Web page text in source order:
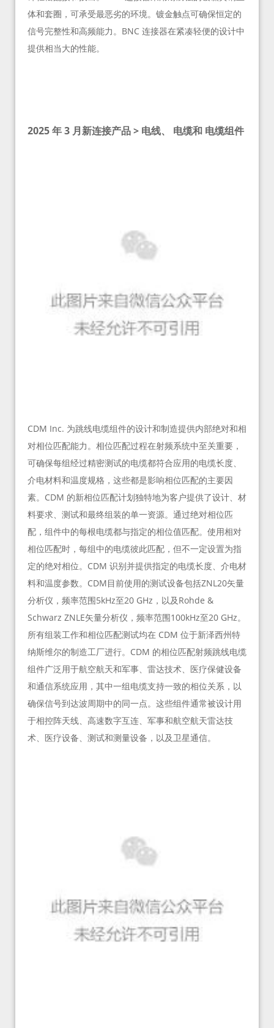
体和套圈，可承受最恶劣的环境。镀金触点可确保恒定的
信号完整性和高频能力。BNC 连接器在紧凑轻便的设计中
提供相当大的性能。
2025 年 3 月新连接产品 > 电线、 电缆和 电缆组件
CDM Inc. 为跳线电缆组件的设计和制造提供内部绝对和相
对相位匹配能力。相位匹配过程在射频系统中至关重要，
可确保每组经过精密测试的电缆都符合应用的电缆长度、
介电材料和温度规格，这些都是影响相位匹配的主要因
素。CDM 的新相位匹配计划独特地为客户提供了设计、材
料要求、测试和最终组装的单一资源。通过绝对相位匹
配，组件中的每根电缆都与指定的相位值匹配。使用相对
相位匹配时，每组中的电缆彼此匹配，但不一定设置为指
定的绝对相位。CDM 识别并提供指定的电缆长度、介电材
料和温度参数。CDM目前使用的测试设备包括ZNL20矢量
分析仪，频率范围5kHz至20 GHz，以及Rohde &
Schwarz ZNLE矢量分析仪，频率范围100kHz至20 GHz。
所有组装工作和相位匹配测试均在 CDM 位于新泽西州特
纳斯维尔的制造工厂进行。CDM 的相位匹配射频跳线电缆
组件广泛用于航空航天和军事、雷达技术、医疗保健设备
和通信系统应用，其中一组电缆支持一致的相位关系，以
确保信号到达波周期中的同一点。这些组件通常被设计用
于相控阵天线、高速数字互连、军事和航空航天雷达技
术、医疗设备、测试和测量设备，以及卫星通信。